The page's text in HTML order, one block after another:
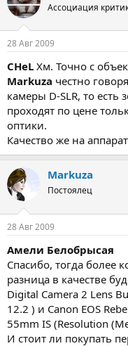
Ассоциация
28 Авг 2009
CHeL Хм. Точно с
Markuza честно
камеры D-SLR, то есть
проходят по цене
оптики.
Качество же на
Markuza
Постоялец
28 Авг 2009
Амели Белобрысая
Спасибо, тогда более
разница в качестве
Digital Camera 2 Lens
12.2 ) и Canon EOS
55mm IS (Resolution
И стоит ли покупать